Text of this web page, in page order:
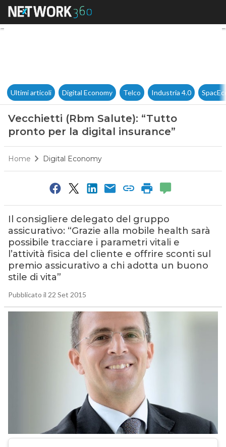
Vecchietti (Rbm Salute):
Ultimi articoli Digital Economy Telco Industria 4.0
Vecchietti (Rbm Salute): “Tutto
pronto per la digital insurance”
Home Digital Economy
Il consigliere delegato del gruppo
assicurativo: “Grazie alla mobile health sarà
possibile tracciare i parametri vitali e
l’attività fisica del cliente e offrire sconti sul
premio assicurativo a chi adotta un buono
stile di vita”
Pubblicato il 22 Set 2015